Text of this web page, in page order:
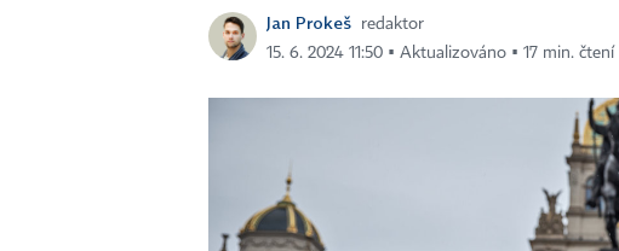
Jan Prokeš
redaktor
15. 6. 2024 11:50 ▪ Aktualizováno ▪ 17 min. čtení